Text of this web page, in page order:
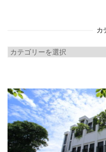
カ
カ
リ
ー